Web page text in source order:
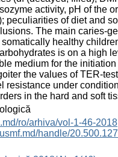
activity, рН of the
peculiarities of diet and
The main caries-
healthy
is on a high
medium for the
the values of TER-
resistance under
in the hard and soft
ro/arhiva/vol-1-46-2018
handle/